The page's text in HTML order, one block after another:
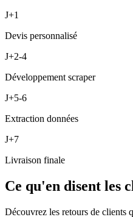
J+1
Devis personnalisé
J+2-4
Développement scraper
J+5-6
Extraction données
J+7
Livraison finale
Ce qu'en disent les
Découvrez les retours de clients